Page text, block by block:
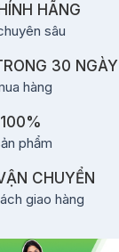
HÃNG
sâu
30 NGÀY
hàng
phẩm
CHUYỂN
giao hàng